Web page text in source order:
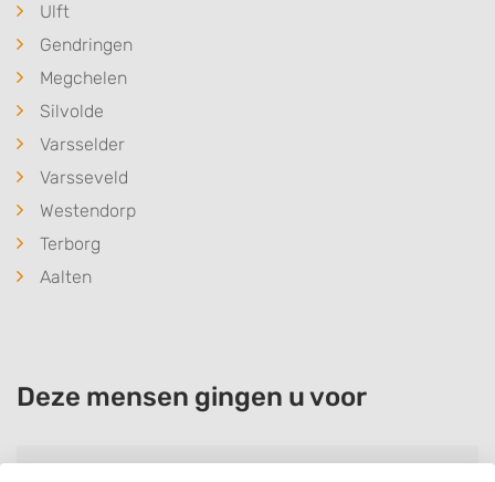
Ulft
Gendringen
Megchelen
Silvolde
Varsselder
Varsseveld
Westendorp
Terborg
Aalten
Deze mensen gingen u voor